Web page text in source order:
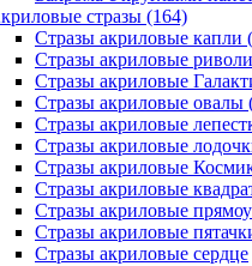
стразы (164)
Стразы акриловые капли
Стразы акриловые
Стразы акриловые
Стразы акриловые овалы
Стразы акриловые
Стразы акриловые
Стразы акриловые
Стразы акриловые
Стразы акриловые
Стразы акриловые
Стразы акриловые сердце